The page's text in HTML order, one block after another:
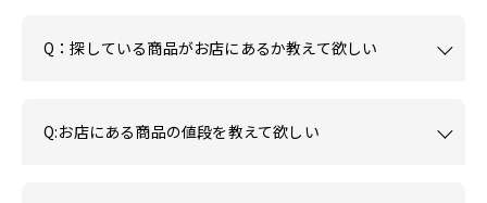
Q：探している商品がお店にあるか教えて欲しい
Q:お店にある商品の値段を教えて欲しい